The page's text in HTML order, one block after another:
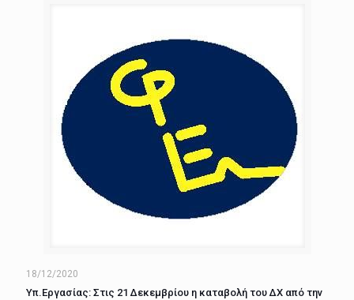
18/12/2020
Υπ.Εργασίας: Στις 21 Δεκεμβρίου η καταβολή του ΔΧ από την